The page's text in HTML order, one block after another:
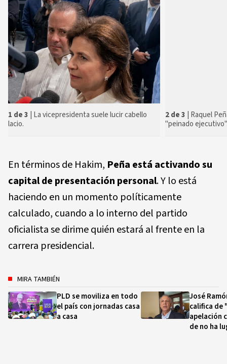
1 de 3 | La vicepresidenta suele lucir cabello
lacio.
2 de 3 | Raquel
"peinado
En términos de Hakim, Peña está activando su
capital de presentación personal. Y lo está
haciendo en un momento políticamente
calculado, cuando a lo interno del partido
oficialista se dirime quién estará al frente en la
carrera presidencial.
MIRA TAMBIÉN
PLD se moviliza en todo
el país con jornadas casa
a casa
José
califica
apelación
de no ha